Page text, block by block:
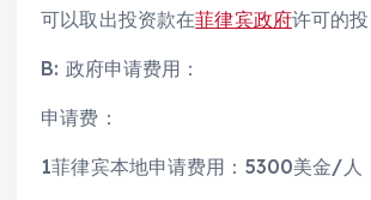
可以取出投资款在菲律宾政府许可的投
B: 政府申请费用：
申请费：
1菲律宾本地申请费用：5300美金/人